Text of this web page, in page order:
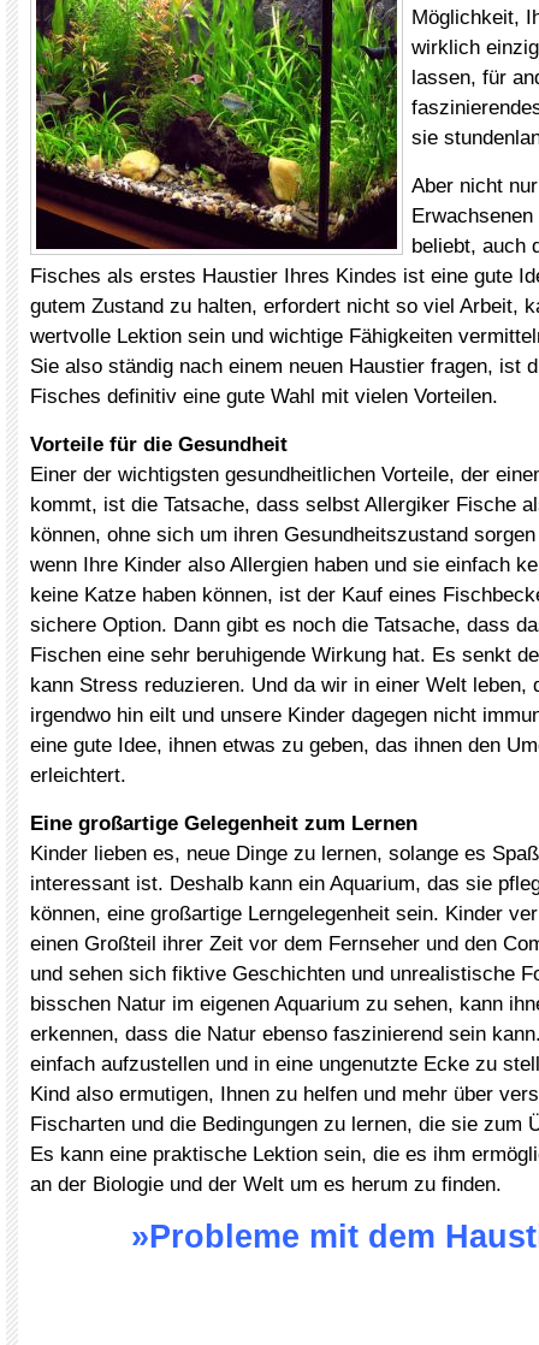
Möglichkeit,
wirklich
lassen, für
sie
Aber nicht
beliebt, auch
Fisches als erstes Haustier Ihres Kindes ist eine gute
gutem Zustand zu halten, erfordert nicht so viel Arbeit,
wertvolle Lektion sein und wichtige Fähigkeiten
Sie also ständig nach einem neuen Haustier fragen, ist
Fisches definitiv eine gute Wahl mit vielen Vorteilen.
Vorteile für die Gesundheit
Einer der wichtigsten gesundheitlichen Vorteile, der
kommt, ist die Tatsache, dass selbst Allergiker Fische
können, ohne sich um ihren Gesundheitszustand
wenn Ihre Kinder also Allergien haben und sie einfach
keine Katze haben können, ist der Kauf eines
sichere Option. Dann gibt es noch die Tatsache, dass
Fischen eine sehr beruhigende Wirkung hat. Es senkt
kann Stress reduzieren. Und da wir in einer Welt leben,
irgendwo hin eilt und unsere Kinder dagegen nicht
eine gute Idee, ihnen etwas zu geben, das ihnen den
erleichtert.
Eine großartige Gelegenheit zum Lernen
Kinder lieben es, neue Dinge zu lernen, solange es
interessant ist. Deshalb kann ein Aquarium, das sie
können, eine großartige Lerngelegenheit sein. Kinder
einen Großteil ihrer Zeit vor dem Fernseher und den
und sehen sich fiktive Geschichten und unrealistische
bisschen Natur im eigenen Aquarium zu sehen, kann
erkennen, dass die Natur ebenso faszinierend sein
einfach aufzustellen und in eine ungenutzte Ecke zu
Kind also ermutigen, Ihnen zu helfen und mehr über
Fischarten und die Bedingungen zu lernen, die sie zum
Es kann eine praktische Lektion sein, die es ihm
an der Biologie und der Welt um es herum zu finden.
»Probleme mit dem